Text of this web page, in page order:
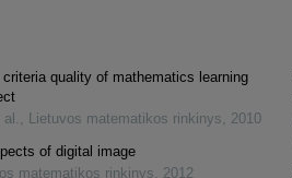
quality of mathematics learning
, Lietuvos matematikos rinkinys, 2010
of digital image
matematikos rinkinys, 2012